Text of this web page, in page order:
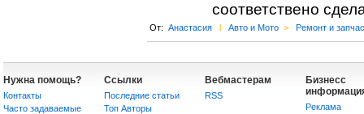
соответствено
От: Анастасия l Авто и Мото > Ремонт и
Нужна помощь?
Контакты
Часто задаваемые
Ссылки
Последние статьи
Топ Авторы
Вебмастерам
RSS
Бизнесс
Реклама